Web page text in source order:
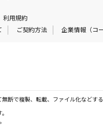
利用規約
ご契約方法 企業情報（コ
断で複製、転載、ファイル化などする